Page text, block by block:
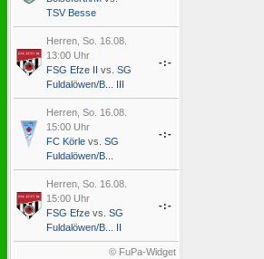
TSV Besse
Herren, So. 16.08.
13:00 Uhr
FSG Efze II vs. SG
Fuldalöwen/B... III
-:-
Herren, So. 16.08.
15:00 Uhr
FC Körle vs. SG
Fuldalöwen/B...
-:-
Herren, So. 16.08.
15:00 Uhr
FSG Efze vs. SG
Fuldalöwen/B... II
-:-
© FuPa-Widget